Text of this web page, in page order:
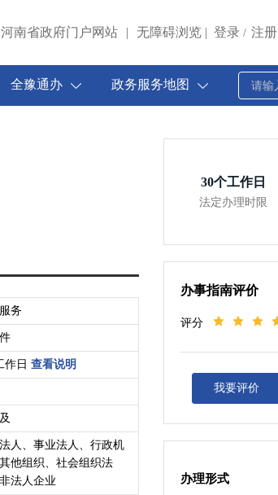
河南省政府门户网站 | 无障碍浏览 | 登录 / 注册
全豫通办 政务服务地图
务
作日 查看说明
人、事业法人、行政机
他组织、社会组织法
法人企业
30个工作日
法定办理时限
办事指南评价
评分
我要评价
办理形式